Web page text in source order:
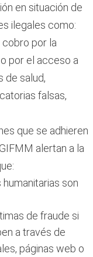
en situación de
ilegales como:
cobro por la
por el acceso a
de salud,
falsas,
que se adhieren
alertan a la
son
de fraude si
a través de
páginas web o